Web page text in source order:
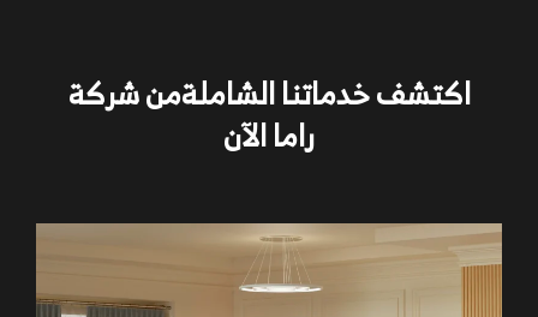
تجعله يتسم بالعصرية، الأمر الذي يقضي على الشعور الانعزال
مع الأسرة أو لأجل مشاهدة التلفاز.
كما تتميّز أنواع المطابخ المفتوحة الأمريكية، بوجود جبس
اكتشف خدماتنا الشاملةمن شركة
راما الآن